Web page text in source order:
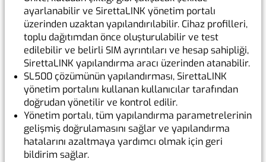
ayarlanabilir ve SirettaLINK yönetim portalı
üzerinden uzaktan yapılandırılabilir. Cihaz profilleri,
toplu dağıtımdan önce oluşturulabilir ve test
edilebilir ve belirli SIM ayrıntıları ve hesap sahipliği,
SirettaLINK yapılandırma aracı üzerinden atanabilir.
SL500 çözümünün yapılandırması, SirettaLINK
yönetim portalını kullanan kullanıcılar tarafından
doğrudan yönetilir ve kontrol edilir.
Yönetim portalı, tüm yapılandırma parametrelerinin
gelişmiş doğrulamasını sağlar ve yapılandırma
hatalarını azaltmaya yardımcı olmak için geri
bildirim sağlar.